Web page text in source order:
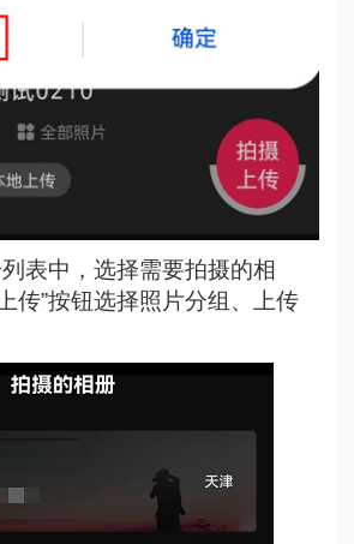
表中，选择需要拍摄的相
传”按钮选择照片分组、上传